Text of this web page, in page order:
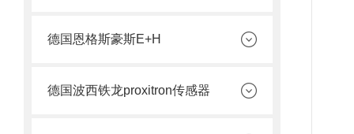
德国恩格斯豪斯E+H
德国波西铁龙proxitron传感器